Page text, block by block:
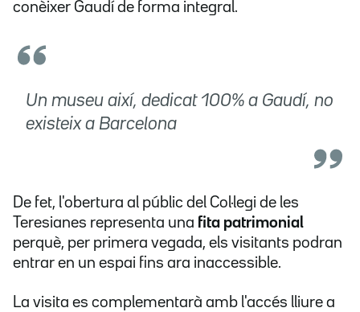
conèixer Gaudí de forma integral.
Un museu així, dedicat 100% a Gaudí, no
existeix a Barcelona
De fet, l'obertura al públic del Col·legi de les
Teresianes representa una fita patrimonial
perquè, per primera vegada, els visitants podran
entrar en un espai fins ara inaccessible.
La visita es complementarà amb l'accés lliure a